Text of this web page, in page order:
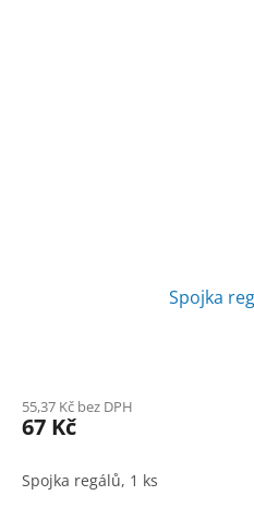
Spojka
55,37 Kč bez DPH
67 Kč
Spojka regálů, 1 ks